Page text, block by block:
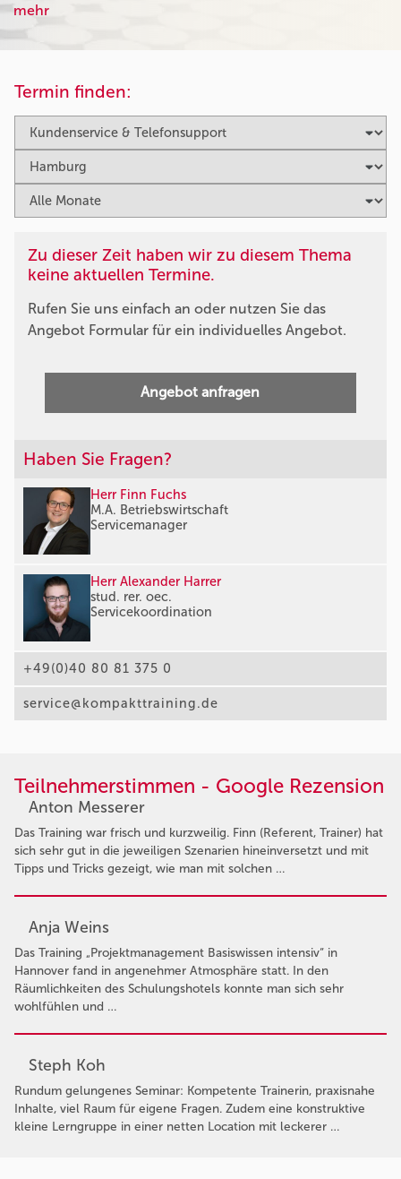
mehr
Termin finden:
Zu dieser Zeit haben wir zu diesem Thema
keine aktuellen Termine.
Rufen Sie uns einfach an oder nutzen Sie das
Angebot Formular für ein individuelles Angebot.
Angebot anfragen
Haben Sie Fragen?
Herr Finn Fuchs
M.A. Betriebswirtschaft
Servicemanager
Herr Alexander Harrer
stud. rer. oec.
Servicekoordination
+49(0)40 80 81 375 0
service@kompakttraining.de
Teilnehmerstimmen - Google Rezension
Anton Messerer
Das Training war frisch und kurzweilig. Finn (Referent, Trainer) hat
sich sehr gut in die jeweiligen Szenarien hineinversetzt und mit
Tipps und Tricks gezeigt, wie man mit solchen …
Anja Weins
Das Training „Projektmanagement Basiswissen intensiv“ in
Hannover fand in angenehmer Atmosphäre statt. In den
Räumlichkeiten des Schulungshotels konnte man sich sehr
wohlfühlen und …
Steph Koh
Rundum gelungenes Seminar: Kompetente Trainerin, praxisnahe
Inhalte, viel Raum für eigene Fragen. Zudem eine konstruktive
kleine Lerngruppe in einer netten Location mit leckerer …